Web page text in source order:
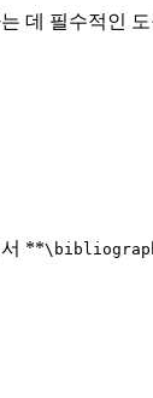
데 필수적인
서 **